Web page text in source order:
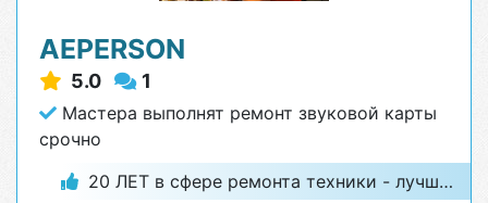
AEPERSON
5.0 1
Мастера выполнят ремонт звуковой карты
срочно
20 ЛЕТ в сфере ремонта техники - лучший гарант качества